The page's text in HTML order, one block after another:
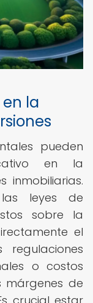
la
pueden
en la
inmobiliarias.
leyes de
sobre la
el
o costos
márgenes de